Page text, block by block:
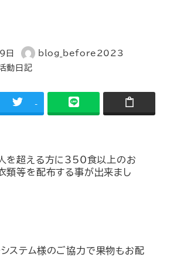
日
著
者
blog_before2023
動日記
-
を超える方に350食以上のお
類等を配布する事が出来まし
ステム様のご協力で果物もお配